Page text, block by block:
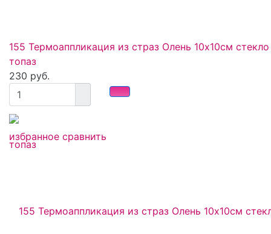
избранное сравнить
155 Термоаппликация из страз Олень 10х10см стекло
топаз
230 руб.